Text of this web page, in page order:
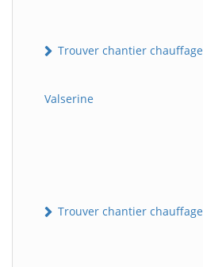
Trouver chantier
Valserine
Trouver chantier